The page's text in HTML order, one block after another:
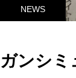
NEWS
ガンシミ